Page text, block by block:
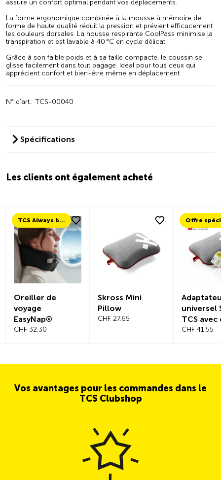
assure un confort optimal pendant vos déplacements.
La forme ergonomique combinée à la mousse à mémoire de
forme de haute qualité réduit la pression et prévient efficacement
les douleurs dorsales. La housse respirante CoolPass minimise la
transpiration et est lavable à 40 °C en cycle délicat.
Grâce à son faible poids et à sa taille compacte, le coussin se
glisse facilement dans tout bagage. Idéal pour tous ceux qui
apprécient confort et bien-être même en déplacement.
N° d’art.: TCS-00040
Spécifications
Les clients ont également acheté
TCS Always by my side
Oreiller de
voyage
EasyNap®
CHF 32.30
Skross Mini
Pillow
CHF 27.65
Offre
universel
TCS avec
offert
CHF 41.55
Vos avantages pour les commandes dans le
TCS Clubshop